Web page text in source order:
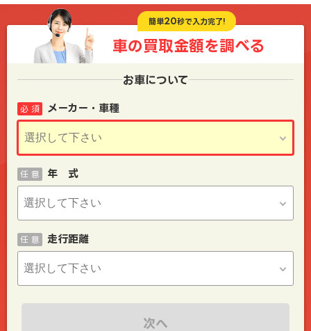
簡単20秒で入力完了!
車の買取金額を調べる
お車について
メーカー・車種
必 須
年 式
任 意
走行距離
任 意
次へ